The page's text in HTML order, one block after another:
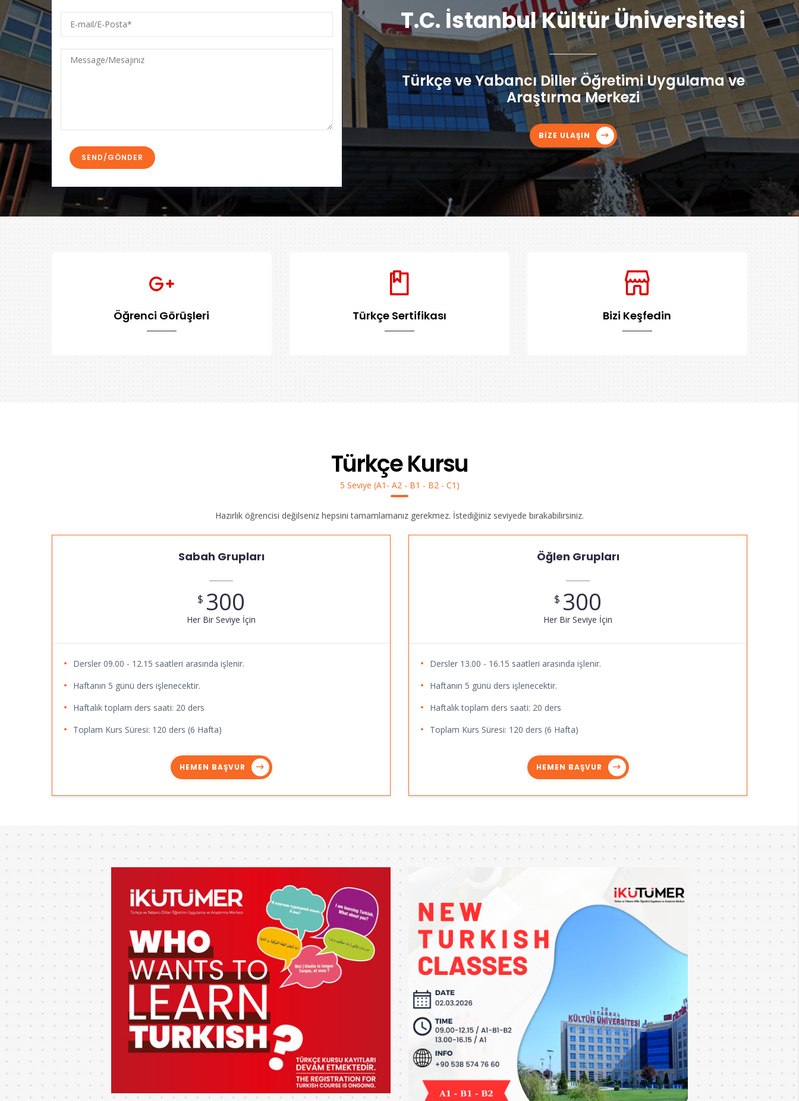
mail/E-
Posta
Message/Mesajınız
T.C. İstanbul Kültür Üniversitesi
Türkçe ve Yabancı Diller Öğretimi Uygulama ve
Araştırma Merkezi
BİZE ULAŞIN
Öğrenci Görüşleri Türkçe Sertifikası Bizi Keşfedin
Türkçe Kursu
5 Seviye (A1- A2 - B1 - B2 - C1)
Hazırlık öğrencisi değilseniz hepsini tamamlamanız gerekmez. İstediğiniz seviyede bırakabilirsiniz.
Sabah Grupları
$ 300
Her Bir Seviye İçin
Dersler 09.00 - 12.15 saatleri arasında işlenir.
Haftanın 5 günü ders işlenecektir.
Haftalık toplam ders saati: 20 ders
Toplam Kurs Süresi: 120 ders (6 Hafta)
HEMEN BAŞVUR
Öğlen Grupları
$ 300
Her Bir Seviye İçin
Dersler 13.00 - 16.15 saatleri arasında işlenir.
Haftanın 5 günü ders işlenecektir.
Haftalık toplam ders saati: 20 ders
Toplam Kurs Süresi: 120 ders (6 Hafta)
HEMEN BAŞVUR